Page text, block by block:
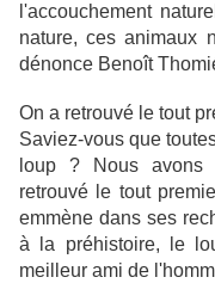
l'accouchement
nature, ces animaux
dénonce Benoît
On a retrouvé le tout
Saviez-vous que
loup ? Nous avons
retrouvé le tout
emmène dans ses
à la préhistoire, le
meilleur ami de